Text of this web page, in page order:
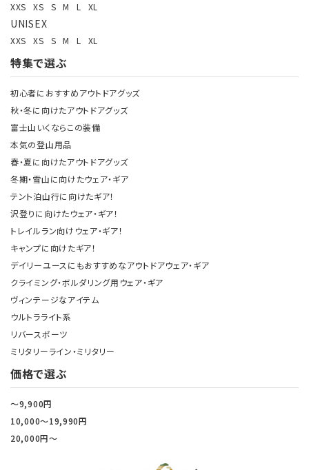
XXS XS S M L XL
UNISEX
XXS XS S M L XL
特集で選ぶ
初心者におすすめアウトドアグッズ
秋・冬に向けたアウトドアグッズ
富士山いくならこの装備
本気の登山用品
春・夏に向けたアウトドアグッズ
冬期・雪山に向けたウェア・ギア
テント泊山行に向けたギア！
沢登りに向けたウェア・ギア！
トレイルラン向けウェア・ギア！
キャンプに向けたギア！
デイリーユースにもおすすめなアウトドアウェア・ギア
クライミング・ボルダリング用ウェア・ギア
ヴィンテージなアイテム
ウルトラライト系
リバースポーツ
ミリタリーライン・ミリタリー
価格で選ぶ
～9,900円
10,000～19,990円
20,000円～